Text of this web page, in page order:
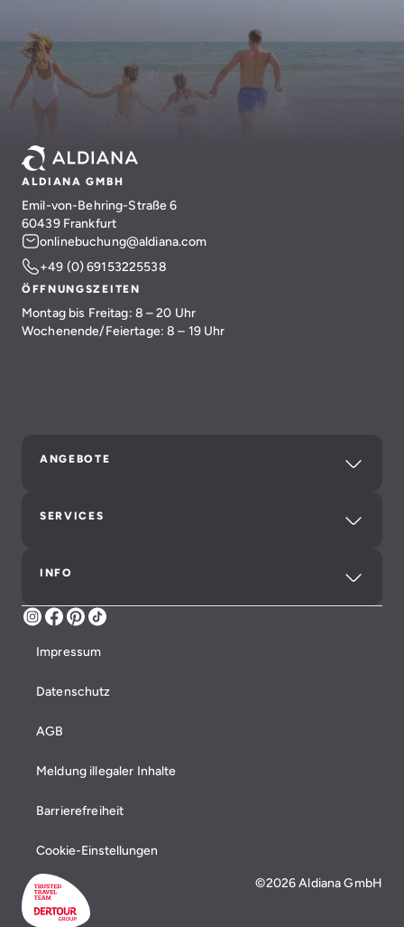
ALDIANA GMBH
Emil-von-Behring-Straße 6
60439 Frankfurt
onlinebuchung@aldiana.com
+49 (0) 69153225538
ÖFFNUNGSZEITEN
Montag bis Freitag: 8 – 20 Uhr
Wochenende/Feiertage: 8 – 19 Uhr
ANGEBOTE
SERVICES
INFO
Instagram
Facebook
Pinterest
Impressum
Datenschutz
AGB
Meldung illegaler Inhalte
Barrierefreiheit
Cookie-Einstellungen
©2026 Aldiana GmbH